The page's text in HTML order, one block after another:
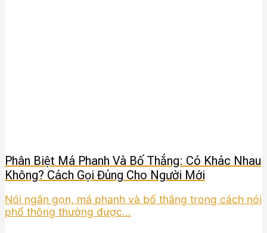
Phân Biệt Má Phanh Và Bố Thắng: Có Khác Nhau
Không? Cách Gọi Đúng Cho Người Mới
Nói ngắn gọn, má phanh và bố thắng trong cách nói
phổ thông thường được...